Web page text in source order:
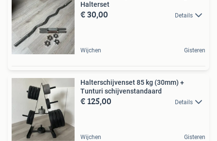
Halterset
€ 30,00 Details
Wijchen Gisteren
Halterschijvenset 85 kg (30mm) +
Tunturi schijvenstandaard
€ 125,00 Details
Wijchen Gisteren